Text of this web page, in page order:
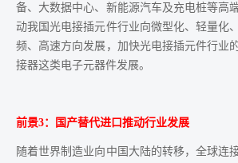
备、大数据中心、新能源汽车及充电桩等高
动我国光电接插元件行业向微型化、轻量化
频、高速方向发展，加快光电接插元件行业
接器这类电子元器件发展。
前景3：国产替代进口推动行业发展
随着世界制造业向中国大陆的转移，全球连